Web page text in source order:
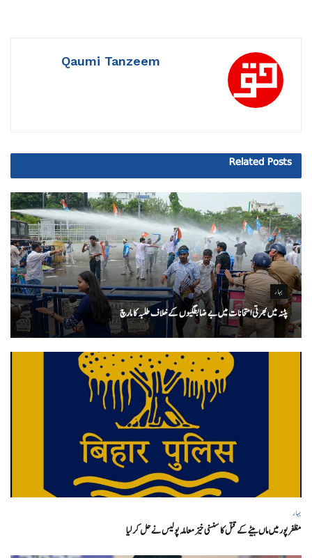
Qaumi Tanzeem
Related Posts
بہار
پٹنہ میں بھرتی امتحانات میں بے ضابطگیوں کے خلاف طلبہ کا مارچ
بہار
مظفر پور میں ماں بیٹے کے قتل کا سنسنی خیز معاملہ پولیس نے حل کر لیا